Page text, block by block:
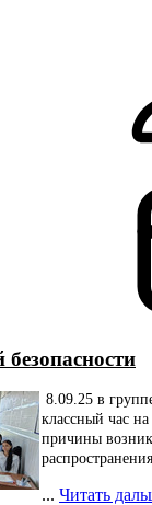
8.09.25 в
классный час
причины
... Читать